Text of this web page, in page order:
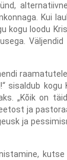
Kui
kogu loodu
Väljendid
sisaldub kogu
„Kõik on
ja
ja